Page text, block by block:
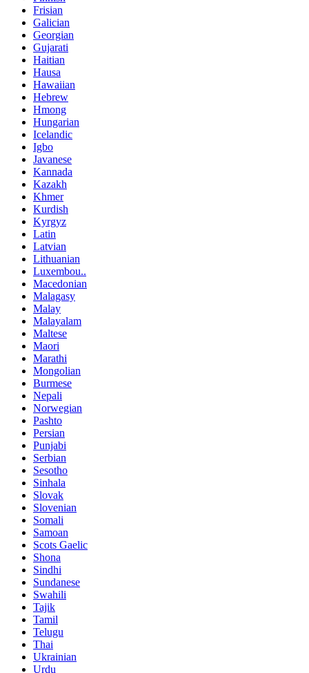
Frisian
Galician
Georgian
Gujarati
Haitian
Hausa
Hawaiian
Hebrew
Hmong
Hungarian
Icelandic
Igbo
Javanese
Kannada
Kazakh
Khmer
Kurdish
Kyrgyz
Latin
Latvian
Lithuanian
Luxembou..
Macedonian
Malagasy
Malay
Malayalam
Maltese
Maori
Marathi
Mongolian
Burmese
Nepali
Norwegian
Pashto
Persian
Punjabi
Serbian
Sesotho
Sinhala
Slovak
Slovenian
Somali
Samoan
Scots Gaelic
Shona
Sindhi
Sundanese
Swahili
Tajik
Tamil
Telugu
Thai
Ukrainian
Urdu